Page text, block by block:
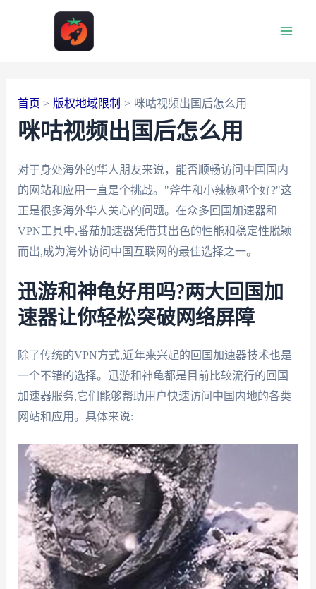
首页 版权地域限制 咪咕视频出国后怎么用
咪咕视频出国后怎么用
对于身处海外的华人朋友来说，能否顺畅访问中国国内
的网站和应用一直是个挑战。"斧牛和小辣椒哪个好?"这
正是很多海外华人关心的问题。在众多回国加速器和
VPN工具中,番茄加速器凭借其出色的性能和稳定性脱颖
而出,成为海外访问中国互联网的最佳选择之一。
迅游和神龟好用吗?两大回国加
速器让你轻松突破网络屏障
除了传统的VPN方式,近年来兴起的回国加速器技术也是
一个不错的选择。迅游和神龟都是目前比较流行的回国
加速器服务,它们能够帮助用户快速访问中国内地的各类
网站和应用。具体来说: